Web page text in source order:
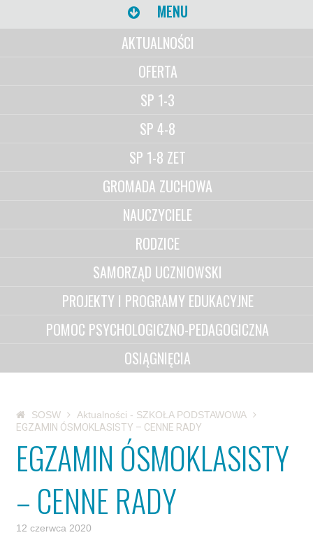
MENU
AKTUALNOŚCI
OFERTA
SP 1-3
SP 4-8
SP 1-8 ZET
GROMADA ZUCHOWA
NAUCZYCIELE
RODZICE
SAMORZĄD UCZNIOWSKI
PROJEKTY I PROGRAMY EDUKACYJNE
POMOC PSYCHOLOGICZNO-PEDAGOGICZNA
OSIĄGNIĘCIA
SOSW
Aktualności - SZKOŁA PODSTAWOWA
EGZAMIN ÓSMOKLASISTY – CENNE RADY
EGZAMIN ÓSMOKLASISTY
– CENNE RADY
12 czerwca 2020